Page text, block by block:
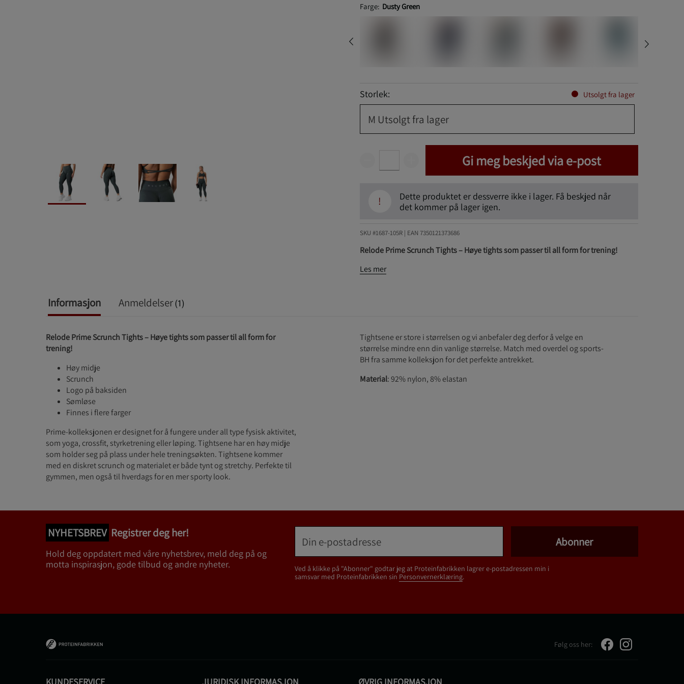
Farge: Dusty Green
Storlek: Utsolgt fra lager
M Utsolgt fra lager
Gi meg beskjed via e-post
!
Dette produktet er dessverre ikke i lager. Få beskjed når
det kommer på lager igen.
SKU #1687-105R | EAN 7350121373686
Relode Prime Scrunch Tights – Høye tights som passer til all form for trening!
Les mer
Informasjon Anmeldelser (1)
Relode Prime Scrunch Tights – Høye tights som passer til all form for
trening!
Høy midje
Scrunch
Logo på baksiden
Sømløse
Finnes i flere farger
Prime-kolleksjonen er designet for å fungere under all type fysisk aktivitet,
som yoga, crossfit, styrketrening eller løping. Tightsene har en høy midje
som holder seg på plass under hele treningsøkten. Tightsene kommer
med en diskret scrunch og materialet er både tynt og stretchy. Perfekte til
gymmen, men også til hverdags for en mer sporty look.
Tightsene er store i størrelsen og vi anbefaler deg derfor å velge en
størrelse mindre enn din vanlige størrelse. Match med overdel og sports-
BH fra samme kolleksjon for det perfekte antrekket.
Material: 92% nylon, 8% elastan
NYHETSBREV Registrer deg her!
Hold deg oppdatert med våre nyhetsbrev, meld deg på og
motta inspirasjon, gode tilbud og andre nyheter.
Ved å klikke på "Abonner" godtar jeg at Proteinfabrikken lagrer e-postadressen min i
samsvar med Proteinfabrikken sin Personvernerklæring.
Abonner
Følg oss her: